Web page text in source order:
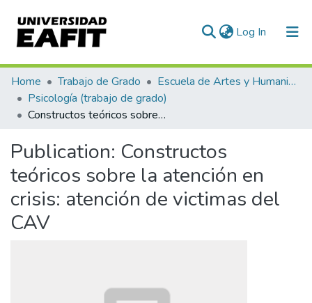
Log In (current)
Communities & Collections
All of DSpace
Home Trabajo de Grado
Escuela de Artes y Humanidades
Psicología (trabajo de grado)
Constructos teóricos sobre la atención en crisis: atención de victimas del CAV
Publication: Constructos
teóricos sobre la atención en
crisis: atención de victimas del
CAV